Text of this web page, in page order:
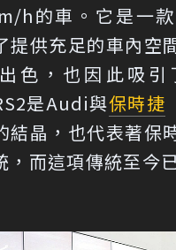
h的車。它是一
提供充足的車內空
色，也因此吸引
是Audi與保時捷
結晶，也代表著保
，而這項傳統至今